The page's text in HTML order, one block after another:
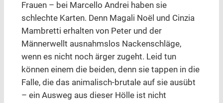
Frauen – bei Marcello Andrei haben sie
schlechte Karten. Denn Magali Noël und Cinzia
Mambretti erhalten von Peter und der
Männerwellt ausnahmslos Nackenschläge,
wenn es nicht noch ärger zugeht. Leid tun
können einem die beiden, denn sie tappen in die
Falle, die das animalisch-brutale auf sie ausübt
– ein Ausweg aus dieser Hölle ist nicht